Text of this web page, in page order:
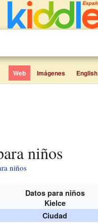
Web Imágenes English
niños
niños
Datos para niños
Kielce
Ciudad